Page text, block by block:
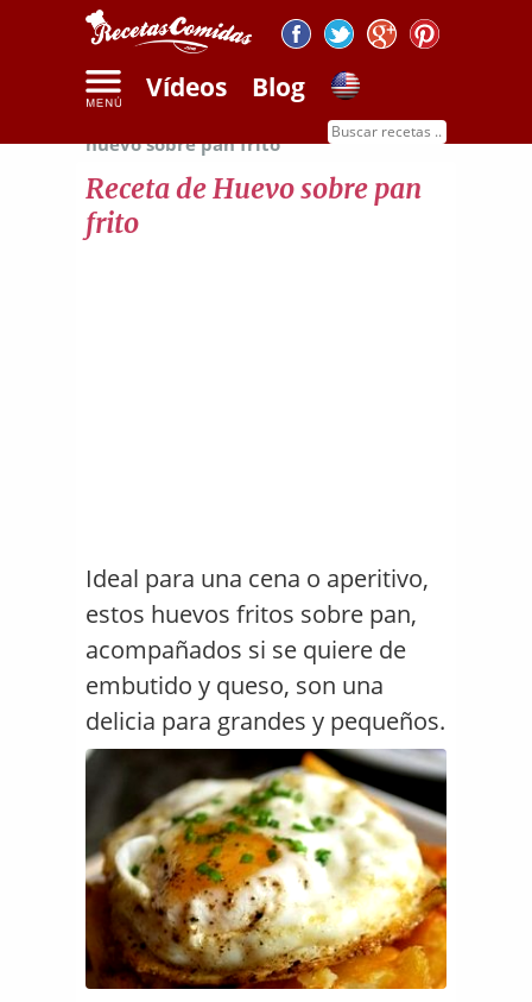
Vídeos Blog
Receta de
huevo sobre pan frito
Receta de Huevo sobre pan
frito
Ideal para una cena o aperitivo,
estos huevos fritos sobre pan,
acompañados si se quiere de
embutido y queso, son una
delicia para grandes y pequeños.